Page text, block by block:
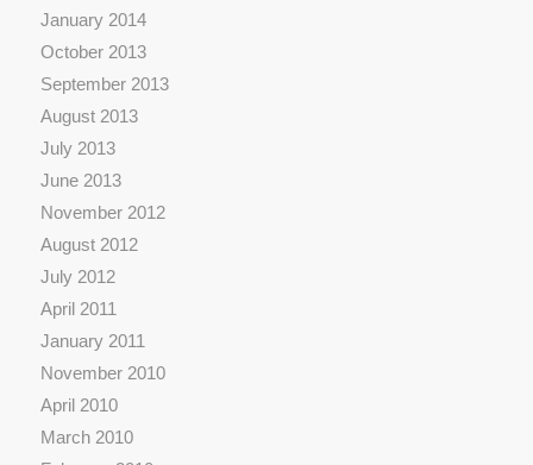
January 2014
October 2013
September 2013
August 2013
July 2013
June 2013
November 2012
August 2012
July 2012
April 2011
January 2011
November 2010
April 2010
March 2010